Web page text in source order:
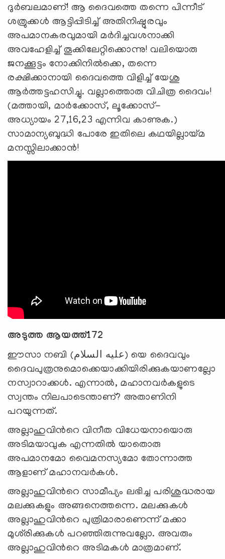
ദുര്‍ബലമാണ്! ആ ദൈവത്തെ തന്നെ പിന്നീട്
ശത്രുക്കള്‍ ആട്ടിപ്പിടിച്ച് അതിനിഷ്ഠുരവും
അപമാനകരവുമായി മര്‍ദിച്ചവശനാക്കി
അവഹേളിച്ച് തൂക്കിലേറ്റിക്കൊന്നു! വലിയൊരു
ജനക്കൂട്ടം നോക്കിനില്‍ക്കെ, തന്നെ
രക്ഷിക്കാനായി ദൈവത്തെ വിളിച്ച് യേശു
ആര്‍ത്തട്ടഹസിച്ചു. വല്ലാത്തൊരു വിചിത്ര ദൈവം!
(മത്തായി, മാര്‍ക്കോസ്, ലൂക്കോസ്-
അധ്യായം 27,16,23 എന്നിവ കാണുക.)
സാമാന്യബുദ്ധി പോരേ ഇതിലെ കഥയില്ലായ്മ
മനസ്സിലാക്കാന്‍!
അടുത്ത ആയത്ത്172
ഈസാ നബി (عليه السلام) യെ ദൈവവും
ദൈവപുത്രനുമൊക്കെയാക്കിയിരിക്കുകയാണല്ലോ
നസ്വാറാക്കള്‍. എന്നാല്‍, മഹാനവര്‍കളുടെ
സ്വന്തം നിലപാടെന്താണ്? അതാണിനി
പറയുന്നത്.
അല്ലാഹുവിന്‍റെ വിനീത വിധേയനായൊരു
അടിമയാവുക എന്നതില്‍ യാതൊരു
അപമാനമോ വൈമനസ്യമോ തോന്നാത്ത
ആളാണ് മഹാനവര്‍കള്‍.
അല്ലാഹുവിന്‍റെ സാമീപ്യം ലഭിച്ച പരിശുദ്ധരായ
മലക്കുകളും അങ്ങനെത്തന്നെ. മലക്കുകള്‍
അല്ലാഹുവിന്‍റെ പുത്രിമാരാണെന്ന് മക്കാ
മുശ്‌രിക്കുകള്‍ പറഞ്ഞിരുന്നുവല്ലോ. അവരും
അല്ലാഹുവിന്‍റെ അടിമകള്‍ മാത്രമാണ്.